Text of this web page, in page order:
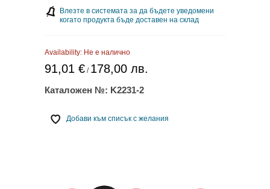
Влезте в системата за да бъдете уведомени
когато продукта бъде доставен на склад
Availability: Не е налично
91,01 €/ 178,00 лв.
Каталожен №: K2231-2
Добави към списък с желания